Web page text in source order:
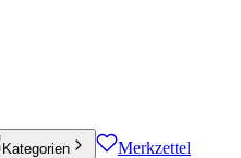
Kategorien Merkzettel